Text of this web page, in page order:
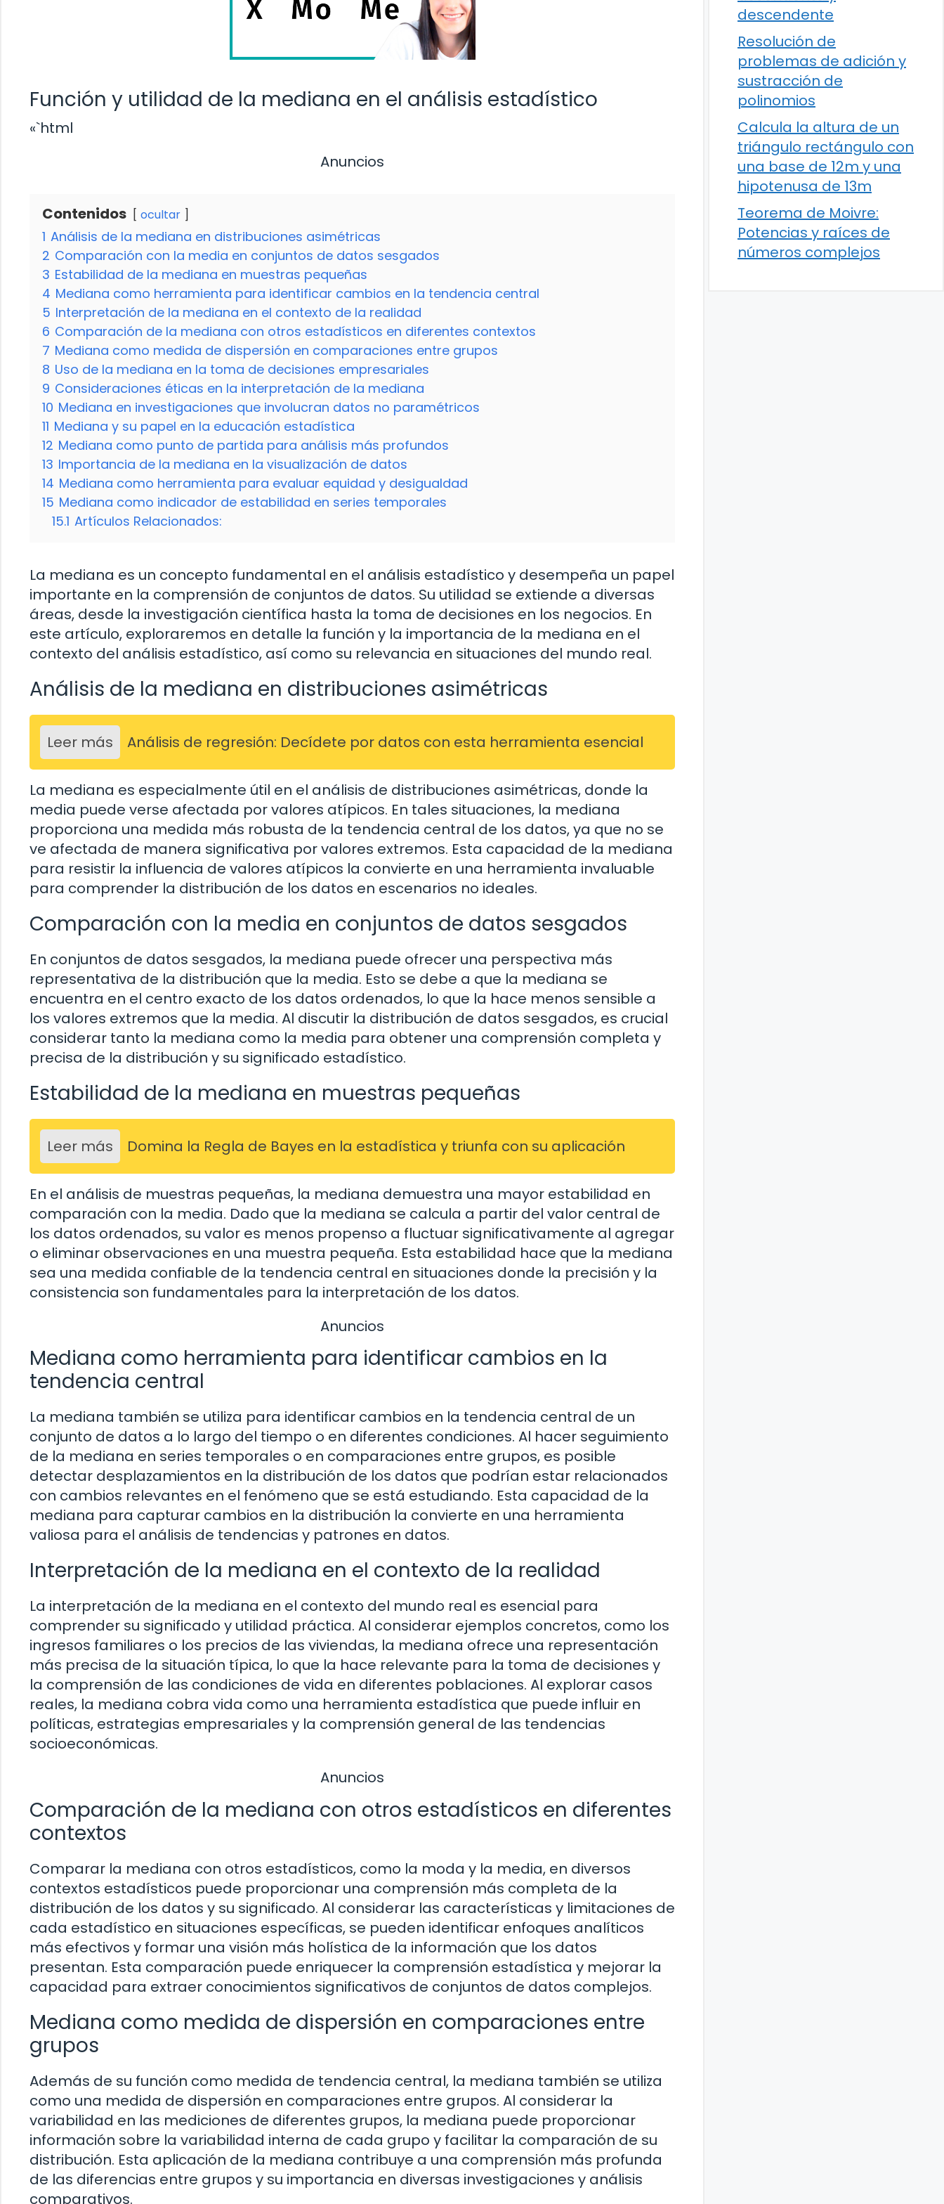
Función y utilidad de la mediana en el análisis estadístico
«`html
Anuncios
Contenidos ocultar
1 Análisis de la mediana en distribuciones asimétricas
2 Comparación con la media en conjuntos de datos sesgados
3 Estabilidad de la mediana en muestras pequeñas
4 Mediana como herramienta para identificar cambios en la tendencia central
5 Interpretación de la mediana en el contexto de la realidad
6 Comparación de la mediana con otros estadísticos en diferentes contextos
7 Mediana como medida de dispersión en comparaciones entre grupos
8 Uso de la mediana en la toma de decisiones empresariales
9 Consideraciones éticas en la interpretación de la mediana
10 Mediana en investigaciones que involucran datos no paramétricos
11 Mediana y su papel en la educación estadística
12 Mediana como punto de partida para análisis más profundos
13 Importancia de la mediana en la visualización de datos
14 Mediana como herramienta para evaluar equidad y desigualdad
15 Mediana como indicador de estabilidad en series temporales
15.1 Artículos Relacionados:
La mediana es un concepto fundamental en el análisis estadístico y desempeña un papel
importante en la comprensión de conjuntos de datos. Su utilidad se extiende a diversas
áreas, desde la investigación científica hasta la toma de decisiones en los negocios. En
este artículo, exploraremos en detalle la función y la importancia de la mediana en el
contexto del análisis estadístico, así como su relevancia en situaciones del mundo real.
Análisis de la mediana en distribuciones asimétricas
Leer más Análisis de regresión: Decídete por datos con esta herramienta esencial
La mediana es especialmente útil en el análisis de distribuciones asimétricas, donde la
media puede verse afectada por valores atípicos. En tales situaciones, la mediana
proporciona una medida más robusta de la tendencia central de los datos, ya que no se
ve afectada de manera significativa por valores extremos. Esta capacidad de la mediana
para resistir la influencia de valores atípicos la convierte en una herramienta invaluable
para comprender la distribución de los datos en escenarios no ideales.
Comparación con la media en conjuntos de datos sesgados
En conjuntos de datos sesgados, la mediana puede ofrecer una perspectiva más
representativa de la distribución que la media. Esto se debe a que la mediana se
encuentra en el centro exacto de los datos ordenados, lo que la hace menos sensible a
los valores extremos que la media. Al discutir la distribución de datos sesgados, es crucial
considerar tanto la mediana como la media para obtener una comprensión completa y
precisa de la distribución y su significado estadístico.
Estabilidad de la mediana en muestras pequeñas
Leer más Domina la Regla de Bayes en la estadística y triunfa con su aplicación
En el análisis de muestras pequeñas, la mediana demuestra una mayor estabilidad en
comparación con la media. Dado que la mediana se calcula a partir del valor central de
los datos ordenados, su valor es menos propenso a fluctuar significativamente al agregar
o eliminar observaciones en una muestra pequeña. Esta estabilidad hace que la mediana
sea una medida confiable de la tendencia central en situaciones donde la precisión y la
consistencia son fundamentales para la interpretación de los datos.
Anuncios
Mediana como herramienta para identificar cambios en la
tendencia central
La mediana también se utiliza para identificar cambios en la tendencia central de un
conjunto de datos a lo largo del tiempo o en diferentes condiciones. Al hacer seguimiento
de la mediana en series temporales o en comparaciones entre grupos, es posible
detectar desplazamientos en la distribución de los datos que podrían estar relacionados
con cambios relevantes en el fenómeno que se está estudiando. Esta capacidad de la
mediana para capturar cambios en la distribución la convierte en una herramienta
valiosa para el análisis de tendencias y patrones en datos.
Interpretación de la mediana en el contexto de la realidad
La interpretación de la mediana en el contexto del mundo real es esencial para
comprender su significado y utilidad práctica. Al considerar ejemplos concretos, como los
ingresos familiares o los precios de las viviendas, la mediana ofrece una representación
más precisa de la situación típica, lo que la hace relevante para la toma de decisiones y
la comprensión de las condiciones de vida en diferentes poblaciones. Al explorar casos
reales, la mediana cobra vida como una herramienta estadística que puede influir en
políticas, estrategias empresariales y la comprensión general de las tendencias
socioeconómicas.
Anuncios
Comparación de la mediana con otros estadísticos en diferentes
contextos
Comparar la mediana con otros estadísticos, como la moda y la media, en diversos
contextos estadísticos puede proporcionar una comprensión más completa de la
distribución de los datos y su significado. Al considerar las características y limitaciones de
cada estadístico en situaciones específicas, se pueden identificar enfoques analíticos
más efectivos y formar una visión más holística de la información que los datos
presentan. Esta comparación puede enriquecer la comprensión estadística y mejorar la
capacidad para extraer conocimientos significativos de conjuntos de datos complejos.
Mediana como medida de dispersión en comparaciones entre
grupos
Además de su función como medida de tendencia central, la mediana también se utiliza
como una medida de dispersión en comparaciones entre grupos. Al considerar la
variabilidad en las mediciones de diferentes grupos, la mediana puede proporcionar
información sobre la variabilidad interna de cada grupo y facilitar la comparación de su
distribución. Esta aplicación de la mediana contribuye a una comprensión más profunda
de las diferencias entre grupos y su importancia en diversas investigaciones y análisis
comparativos.
descendente
Resolución de
problemas de adición y
sustracción de
polinomios
Calcula la altura de un
triángulo rectángulo con
una base de 12m y una
hipotenusa de 13m
Teorema de Moivre:
Potencias y raíces de
números complejos